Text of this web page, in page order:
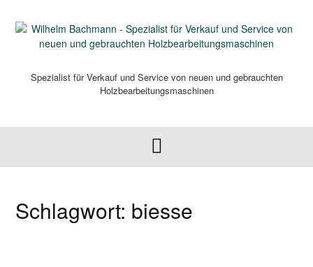
content
Spezialist für Verkauf und Service von neuen und gebrauchten
Holzbearbeitungsmaschinen
Schlagwort: biesse